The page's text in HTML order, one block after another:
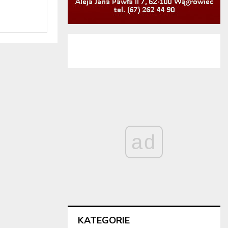
ad
KATEGORIE